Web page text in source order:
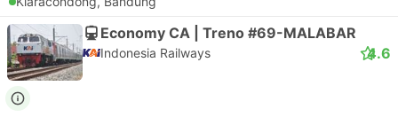
Economy CA | Treno #69-MALABAR
Indonesia Railways 4.6